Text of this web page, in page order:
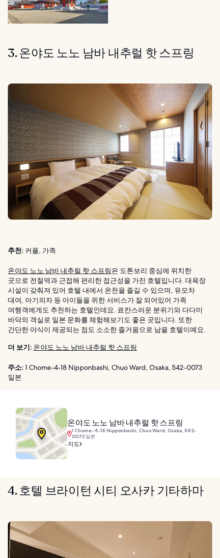
3. 온야도 노노 남바 내추럴 핫 스프링
추천: 커플, 가족
온야도 노노 남바 내추럴 핫 스프링은 도톤보리 중심에 위치한
곳으로 전철역과 근접해 편리한 접근성을 가진 호텔입니다. 대욕장
시설이 갖춰져 있어 호텔 내에서 온천을 즐길 수 있으며, 유모차
대여, 아기의자 등 아이들을 위한 서비스가 잘 되어있어 가족
여행객에게도 추천하는 호텔인데요. 료칸스러운 분위기와 다다미
바닥의 객실로 일본 문화를 체험해보기도 좋은 곳입니다. 또한
간단한 야식이 제공되는 점도 소소한 즐거움으로 남을 호텔이예요.
더 보기: 온야도 노노 남바 내추럴 핫 스프링
주소: 1 Chome-4-18 Nipponbashi, Chuo Ward, Osaka, 542-0073
일본
온야도 노노 남바 내추럴 핫 스프링
1 Chome-4-18 Nipponbashi, Chuo Ward, Osaka, 542-
0073 일본
지도
4. 호텔 브라이턴 시티 오사카 기타하마